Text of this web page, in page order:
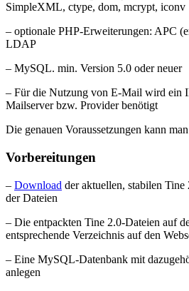
SimpleXML, ctype, dom, mcrypt, iconv
– optionale PHP-Erweiterungen: APC
LDAP
– MySQL. min. Version 5.0 oder neuer
– Für die Nutzung von E-Mail wird ein
Mailserver bzw. Provider benötigt
Die genauen Voraussetzungen kann man
Vorbereitungen
– Download der aktuellen, stabilen
der Dateien
– Die entpackten Tine 2.0-Dateien auf
entsprechende Verzeichnis auf den
– Eine MySQL-Datenbank mit
anlegen